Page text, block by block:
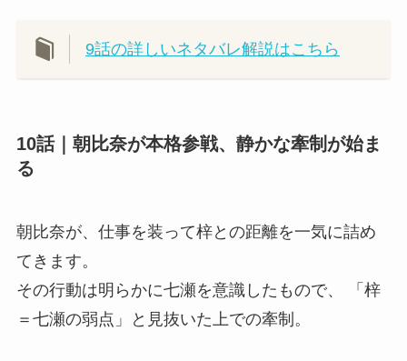
9話の詳しいネタバレ解説はこちら
10話｜朝比奈が本格参戦、静かな牽制が始ま
る
朝比奈が、仕事を装って梓との距離を一気に詰め
てきます。
その行動は明らかに七瀬を意識したもので、 「梓
＝七瀬の弱点」と見抜いた上での牽制。